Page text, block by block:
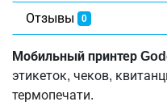
Отзывы 0
Мобильный принтер
этикеток, чеков,
термопечати.